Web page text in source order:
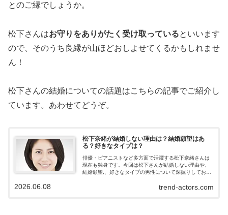
とのご縁でしょうか。
松下さんはお守りをありがたく受け取っているといいます
ので、そのうち良縁が山ほどおしよせてくるかもしれませ
ん！
松下さんの結婚についての話題はこちらの記事でご紹介し
ています。あわせてどうぞ。
松下奈緒が結婚しない理由は？結婚願望はあ
る？好きなタイプは？
俳優・ピアニストなど多方面で活躍する松下奈緒さんは
現在も独身です。今回は松下さんが結婚しない理由や、
結婚願望,、好きなタイプの男性について深掘りしてお伝
trend-actors.com
2026.06.08